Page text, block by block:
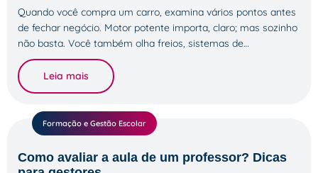
Quando você compra um carro, examina vários pontos antes
de fechar negócio. Motor potente importa, claro; mas sozinho
não basta. Você também olha freios, sistemas de…
Leia mais
Formação e Gestão Escolar
Como avaliar a aula de um professor? Dicas